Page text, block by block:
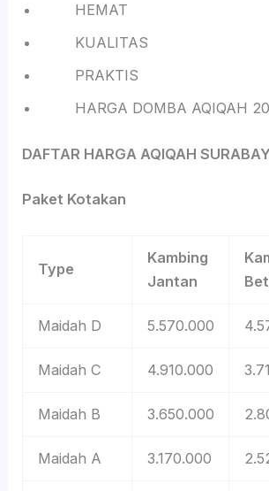
HEMAT
KUALITAS
PRAKTIS
HARGA DOMBA AQIQAH
DAFTAR HARGA AQIQAH
Paket Kotakan
Type
Kambing
Jantan
Maidah D 5.570.000
Maidah C 4.910.000
Maidah B 3.650.000
Maidah A 3.170.000